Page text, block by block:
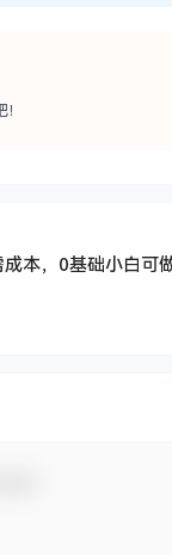
本，0基础小白可